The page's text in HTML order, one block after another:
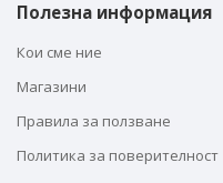
Полезна информация
Кои сме ние
Магазини
Правила за ползване
Политика за поверителност